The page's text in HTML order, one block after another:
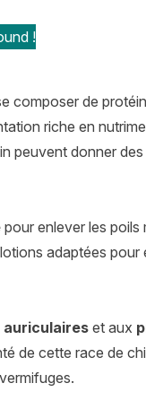
!
composer de
riche en
peuvent donner
pour enlever les poils
adaptées pour
et aux
de cette race de